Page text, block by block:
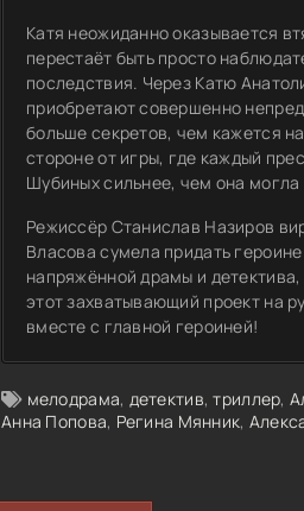
Катя неожиданно оказывается
перестаёт быть просто
последствия. Через Катю
приобретают совершенно
больше секретов, чем кажется
стороне от игры, где каждый
Шубиных сильнее, чем она могла
Режиссёр Станислав Назиров
Власова сумела придать
напряжённой драмы и
этот захватывающий проект на
вместе с главной героиней!
мелодрама, детектив,триллер,
Анна Попова, Регина Мянник,